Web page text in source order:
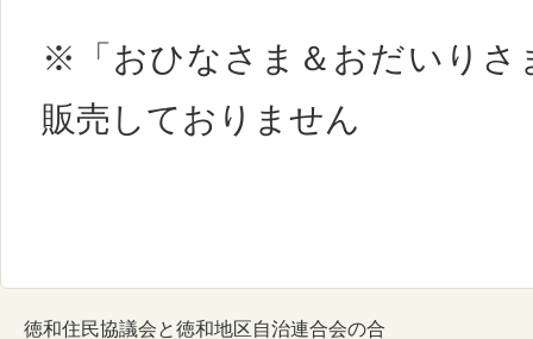
※「おひなさま＆おだいりさ
販売しておりません
徳和住民協議会と徳和地区自治連合会の合